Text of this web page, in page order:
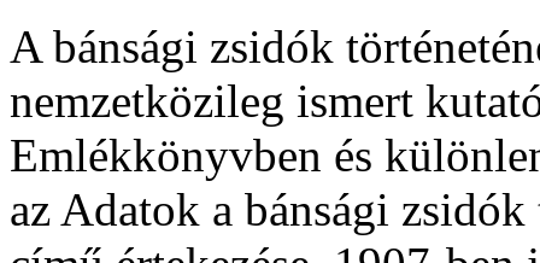
A bánsági zsidók
nemzetközileg ismert
Emlékkönyvben és
az Adatok a bánsági